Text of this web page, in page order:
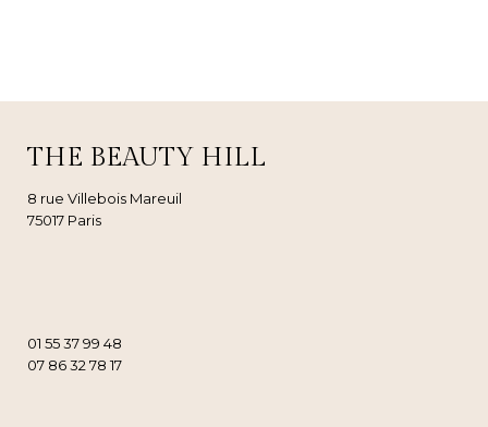
THE BEAUTY HILL
8 rue Villebois Mareuil
75017 Paris
01 55 37 99 48
07 86 32 78 17